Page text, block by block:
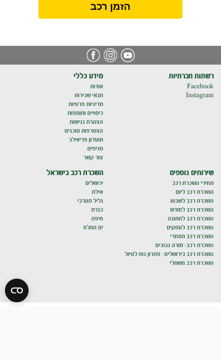
הזמן רכב
רשתות חברתיות
Facebook
Instagram
מידע כללי
אודות
תנאי שכירות
מדיניות פרטיות
כיסויים ותוספות
הצהרת נגישות
הצטרפות סוכנים
מועדון פריווילג'
סניפים
צור קשר
שירותים נוספים
מחירי השכרת רכב
השכרת רכב ליום
השכרת רכב לשבוע
השכרת רכב לחודש
השכרת רכב לחתונה
השכרת רכב לעסקים
השכרת רכב מסחרי
השכרת רכב- מורה נבוכים
השכרת רכב בירושלים : פתרון נוח לטיול
השכרת רכב חשמלי
השכרת רכב בישראל
ירושלים
אילת
גליל מערבי
כנרת
חיפה
ים המלח